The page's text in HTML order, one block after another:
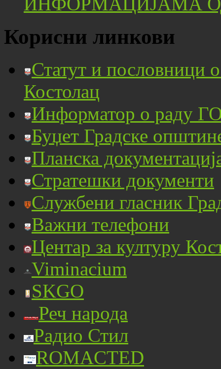
Корисни линкови
Статут и пословници
Костолац
Информатор о раду
Буџет Градске
Планска
Стратешки документи
Службени гласник
Важни телефони
Центар за културу
Viminacium
SKGO
Реч народа
Радио Стил
ROMACTED